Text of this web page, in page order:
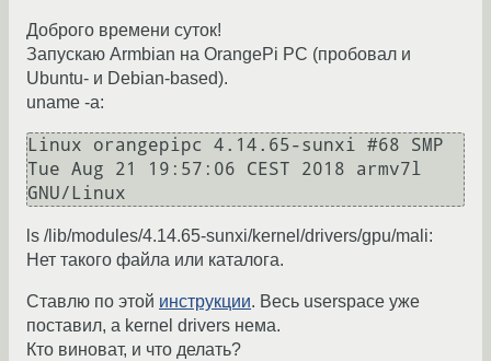
Доброго времени суток!
Запускаю Armbian на OrangePi PC (пробовал и
Ubuntu- и Debian-based).
uname -a:
Linux orangepipc 4.14.65-sunxi #68 SMP
Tue Aug 21 19:57:06 CEST 2018 armv7l
GNU/Linux
ls /lib/modules/4.14.65-sunxi/kernel/drivers/gpu/mali:
Нет такого файла или каталога.
Ставлю по этой инструкции. Весь userspace уже
поставил, a kernel drivers нема.
Кто виноват, и что делать?